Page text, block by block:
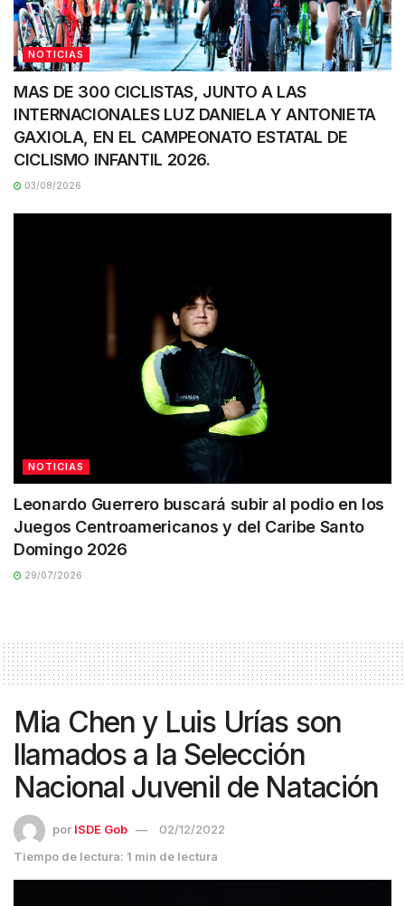
NOTICIAS
MAS DE 300 CICLISTAS, JUNTO A LAS
INTERNACIONALES LUZ DANIELA Y ANTONIETA
GAXIOLA, EN EL CAMPEONATO ESTATAL DE
CICLISMO INFANTIL 2026.
03/08/2026
NOTICIAS
Leonardo Guerrero buscará subir al podio en los
Juegos Centroamericanos y del Caribe Santo
Domingo 2026
29/07/2026
Mia Chen y Luis Urías son
llamados a la Selección
Nacional Juvenil de Natación
por ISDE Gob
02/12/2022
Tiempo de lectura: 1 min de lectura